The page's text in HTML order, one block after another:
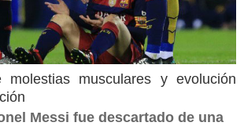
musculares y evolución
Messi fue descartado de una